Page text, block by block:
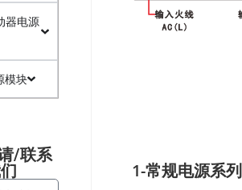
1-常规电源系列
器电源
模块
/联系